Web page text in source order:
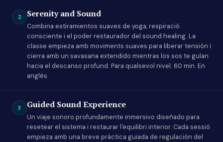
2 Serenity and Sound
Combina estiramientos suaves de yoga, respiració
consciente i el poder restaurador del sound healing. La
classe empieza amb moviments suaves para liberar tensión i
cierra amb un savasana extendido mientras los sos te guían
hacia el descanso profund. Para qualsevol nivel. 60 min. En
anglès.
3 Guided Sound Experience
Un viaje sonoro profundamente inmersivo diseñado para
resetear el sistema i restaurar l'equilibri interior. Cada sessió
empieza amb una breve práctica guiada de regulación del